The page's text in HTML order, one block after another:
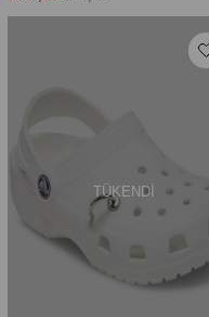
TÜKENDI